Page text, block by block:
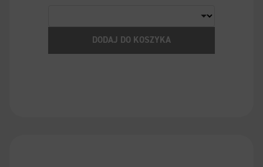
DODAJ DO KOSZYKA